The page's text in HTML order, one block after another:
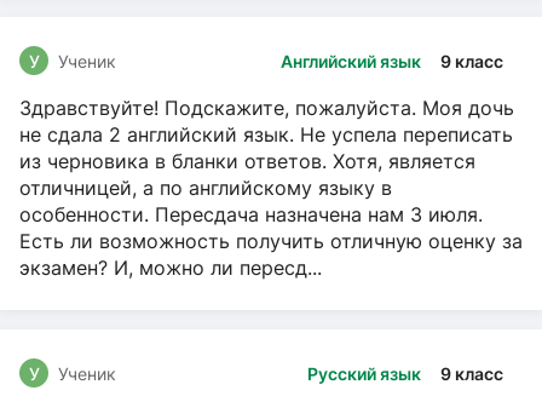
Английский язык 9 класс
У Ученик
Здравствуйте! Подскажите, пожалуйста. Моя дочь
не сдала 2 английский язык. Не успела переписать
из черновика в бланки ответов. Хотя, является
отличницей, а по английскому языку в
особенности. Пересдача назначена нам 3 июля.
Есть ли возможность получить отличную оценку за
экзамен? И, можно ли пересд...
Русский язык 9 класс
У Ученик